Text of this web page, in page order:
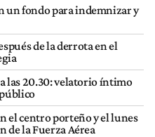
un fondo para indemnizar y
de la derrota en el
las 20.30: velatorio íntimo
el centro porteño y el lunes
de la Fuerza Aérea